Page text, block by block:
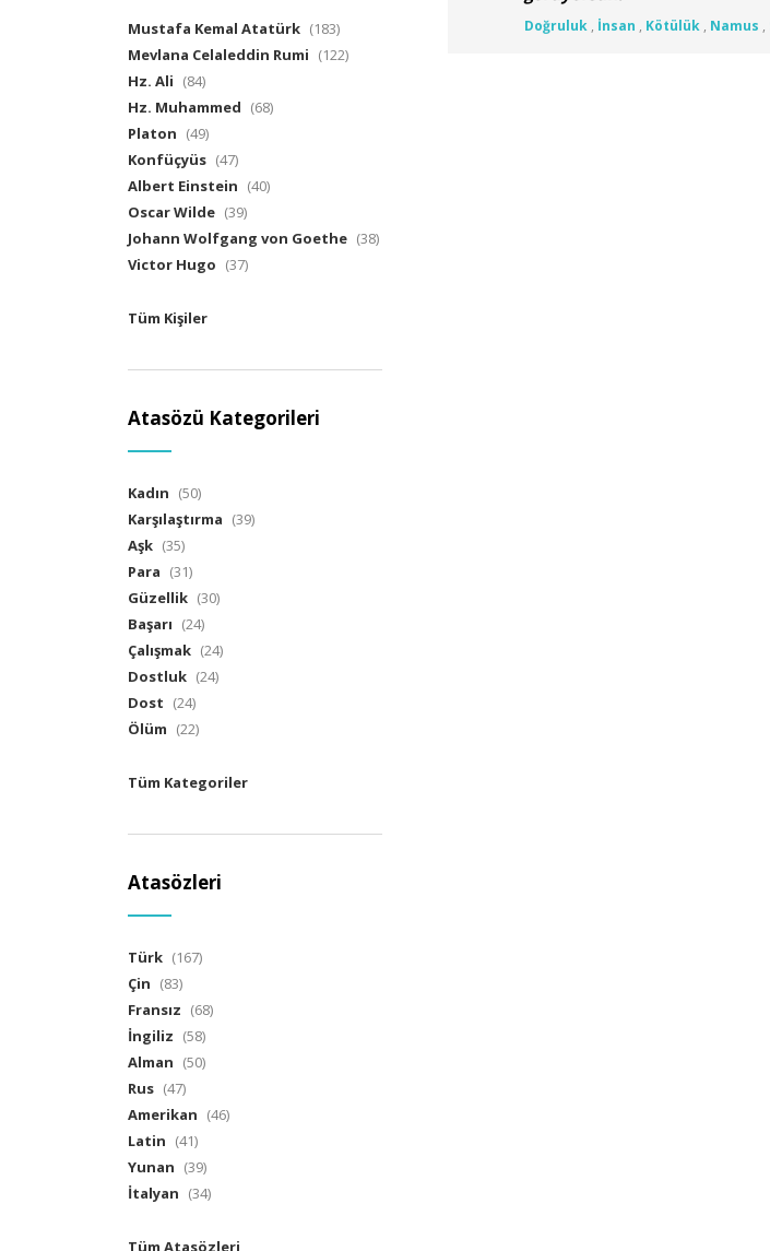
Doğruluk, İnsan , Kötülük, Namus ,
Mustafa Kemal Atatürk (183)
Mevlana Celaleddin Rumi (122)
Hz. Ali (84)
Hz. Muhammed (68)
Platon (49)
Konfüçyüs (47)
Albert Einstein (40)
Oscar Wilde (39)
Johann Wolfgang von Goethe (38)
Victor Hugo (37)
Tüm Kişiler
Atasözü Kategorileri
Kadın (50)
Karşılaştırma (39)
Aşk (35)
Para (31)
Güzellik (30)
Başarı (24)
Çalışmak (24)
Dostluk (24)
Dost (24)
Ölüm (22)
Tüm Kategoriler
Atasözleri
Türk (167)
Çin (83)
Fransız (68)
İngiliz (58)
Alman (50)
Rus (47)
Amerikan (46)
Latin (41)
Yunan (39)
İtalyan (34)
Tüm Atasözleri